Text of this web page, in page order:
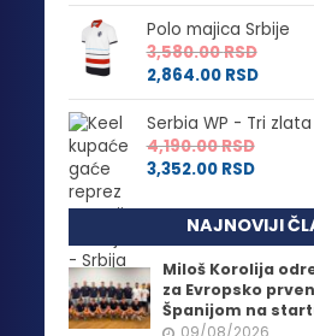
Polo majica Srbije
3,580.00RSD
2,864.00 RSD
Serbia WP - Tri zlata
4,190.00RSD
3,352.00 RSD
NAJNOVIJI
Miloš Korolija
za Evropsko
Španijom na